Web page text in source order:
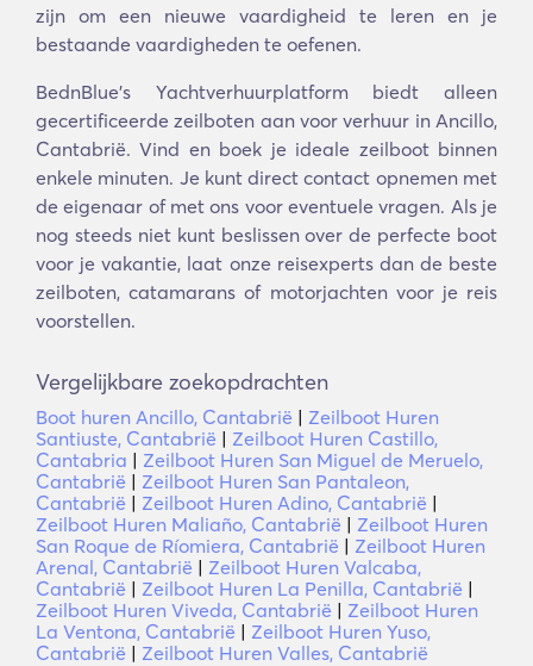
zijn om een nieuwe vaardigheid te leren en je
bestaande vaardigheden te oefenen.
BednBlue's Yachtverhuurplatform biedt alleen
gecertificeerde zeilboten aan voor verhuur in Ancillo,
Cantabrië. Vind en boek je ideale zeilboot binnen
enkele minuten. Je kunt direct contact opnemen met
de eigenaar of met ons voor eventuele vragen. Als je
nog steeds niet kunt beslissen over de perfecte boot
voor je vakantie, laat onze reisexperts dan de beste
zeilboten, catamarans of motorjachten voor je reis
voorstellen.
Vergelijkbare zoekopdrachten
Boot huren Ancillo, Cantabrië | Zeilboot Huren
Santiuste, Cantabrië | Zeilboot Huren Castillo,
Cantabria | Zeilboot Huren San Miguel de Meruelo,
Cantabrië | Zeilboot Huren San Pantaleon,
Cantabrië | Zeilboot Huren Adino, Cantabrië |
Zeilboot Huren Maliaño, Cantabrië | Zeilboot Huren
San Roque de Ríomiera, Cantabrië | Zeilboot Huren
Arenal, Cantabrië | Zeilboot Huren Valcaba,
Cantabrië | Zeilboot Huren La Penilla, Cantabrië |
Zeilboot Huren Viveda, Cantabrië | Zeilboot Huren
La Ventona, Cantabrië | Zeilboot Huren Yuso,
Cantabrië | Zeilboot Huren Valles, Cantabrië